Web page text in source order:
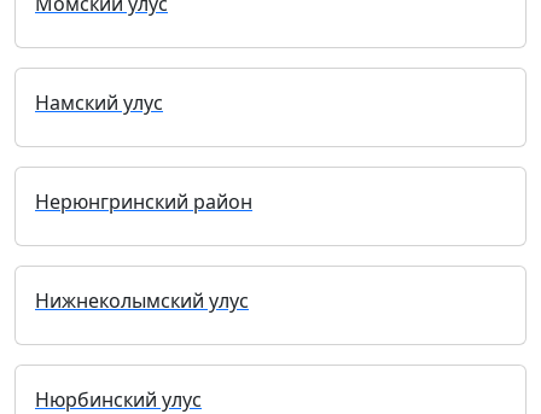
Намский улус
Нерюнгринский район
Нижнеколымский улус
Нюрбинский улус